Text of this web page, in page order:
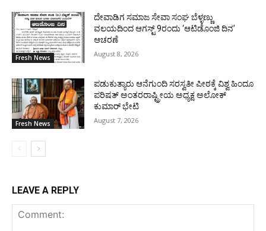
Fresh News
ದೇವಾಡಿಗ ಸಮಾಜ ಸೇವಾ ಸಂಘ ಬೆಳ್ಳಣ್ಣು
ವಲಯದಿಂದ ಆಗಸ್ಟ್ 9ರಂದು ‘ಆಟಿಡೊಂಜಿ ದಿನ’
ಆಚರಣೆ
August 8, 2026
Fresh News
ಪಡುಕುತ್ಯಾರು ಆನೆಗುಂದಿ ಸರಸ್ವತೀ ಪೀಠಕ್ಕೆ ವಿಶ್ವ ಹಿಂದೂ
ಪರಿಷತ್ ಅಂತರರಾಷ್ಟ್ರೀಯ ಅಧ್ಯಕ್ಷ ಅಲೋಕ್
ಕುಮಾರ್ ಭೇಟಿ
August 7, 2026
LEAVE A REPLY